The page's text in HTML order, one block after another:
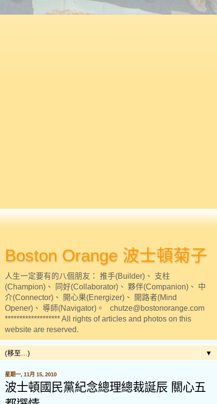
Boston Orange 波士頓菊子
人生一定要有的八個朋友： 推手(Builder)、 支柱
(Champion)、 同好(Collaborator)、 夥伴(Companion)、 中
介(Connector)、 開心果(Energizer)、 開路者(Mind
Opener)、 導師(Navigator)。 chutze@bostonorange.com
******************* All rights of articles and photos on this
website are reserved.
▼
星期一, 11月 15, 2010
波士頓國民黨紀念總理總裁誕辰 關心五